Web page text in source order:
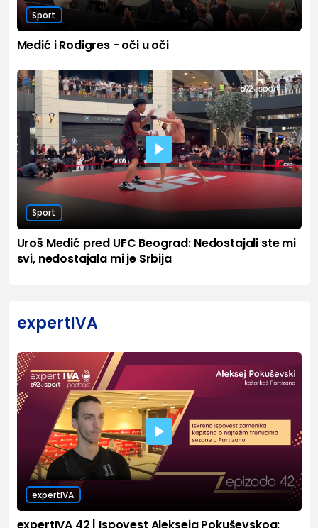
Sport
Medić i Rodigres - oči u oči
Sport
Uroš Medić pred UFC Beograd: Nedostajali ste mi
svi, nedostajala mi je Srbija
expertIVA
expertIVA